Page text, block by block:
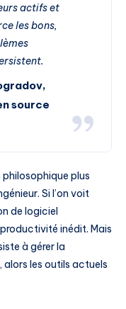
actifs et
les bons,
source
plus
Si l’on voit
de logiciel
inédit. Mais
à gérer la
les outils actuels